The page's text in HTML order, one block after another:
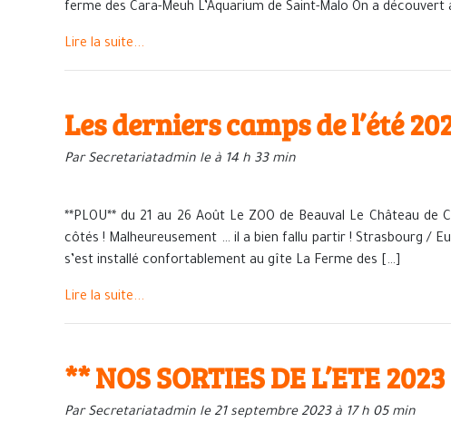
ferme des Cara-Meuh L’Aquarium de Saint-Malo On a
Lire la suite...
Les derniers camps de l’été
Par Secretariatadmin le à 14 h 33 min
**PLOU** du 21 au 26 Août Le ZOO de Beauval Le Château de
côtés ! Malheureusement … il a bien fallu partir ! Strasbourg /
s’est installé confortablement au gîte La Ferme des […]
Lire la suite...
** NOS SORTIES DE L’ETE
Par Secretariatadmin le 21 septembre 2023 à 17 h 05 min